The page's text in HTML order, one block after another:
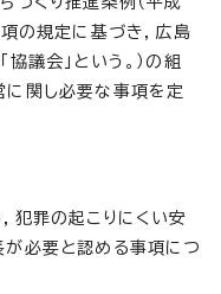
の規定に基づき，広島
議会」という。）の組
に関し必要な事項を定
犯罪の起こりにくい安
必要と認める事項につ